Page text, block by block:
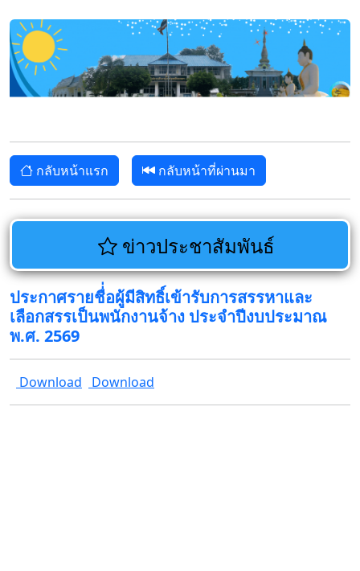
กลับหน้าแรก กลับหน้าที่ผ่านมา
ข่าวประชาสัมพันธ์
ประกาศรายชื่่อผู้มีสิทธิ์เข้ารับการสรรหาและ
เลือกสรรเป็นพนักงานจ้าง ประจำปีงบประมาณ
พ.ศ. 2569
Download Download